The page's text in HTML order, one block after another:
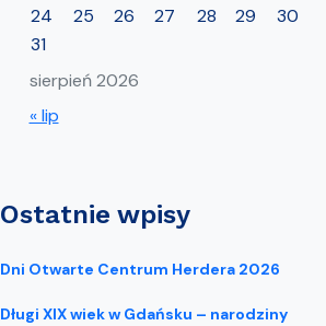
sierpień 2026
24
25 26 27 28 29
30
31
« lip
Ostatnie wpisy
Dni Otwarte Centrum Herdera 2026
Długi XIX wiek w Gdańsku – narodziny